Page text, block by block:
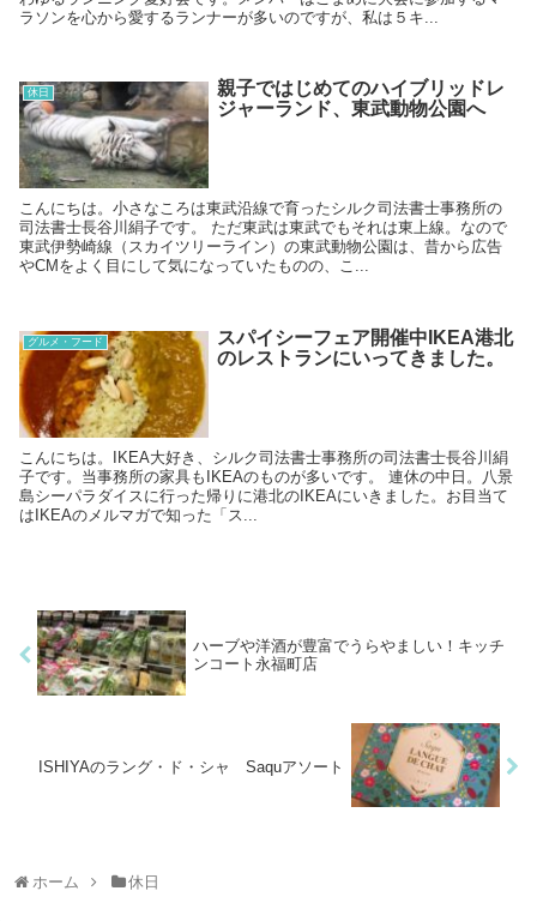
ラソンを心から愛するランナーが多いのですが、私は５キ...
休日
親子ではじめてのハイブリッドレ
ジャーランド、東武動物公園へ
こんにちは。小さなころは東武沿線で育ったシルク司法書士事務所の
司法書士長谷川絹子です。 ただ東武は東武でもそれは東上線。なので
東武伊勢崎線（スカイツリーライン）の東武動物公園は、昔から広告
やCMをよく目にして気になっていたものの、こ...
グルメ・フード
スパイシーフェア開催中IKEA港北
のレストランにいってきました。
こんにちは。IKEA大好き、シルク司法書士事務所の司法書士長谷川絹
子です。当事務所の家具もIKEAのものが多いです。 連休の中日。八景
島シーパラダイスに行った帰りに港北のIKEAにいきました。お目当て
はIKEAのメルマガで知った「ス...
ハーブや洋酒が豊富でうらやましい！キッチ
ンコート永福町店
ISHIYAのラング・ド・シャ Saquアソート
ホーム 休日